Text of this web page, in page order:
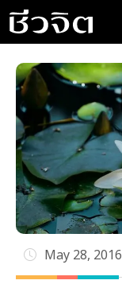
Skip
to
content
May 28, 2016